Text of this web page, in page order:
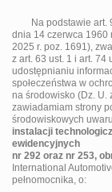
Na podstawie art.
dnia 14 czerwca 1960
2025 r. poz. 1691),
z art. 63 ust. 1 i art. 74
udostępnianiu
społeczeństwa w
na środowisko (Dz. U.
zawiadamiam strony
środowiskowych
instalacji
ewidencyjnych
nr 292 oraz nr 253,
International
pełnomocnika, o: